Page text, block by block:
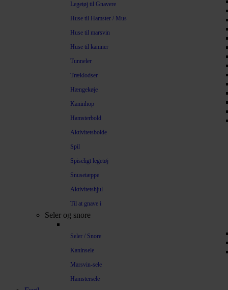
Legetøj til Gnavere
Huse til Hamster / Mus
Huse til marsvin
Huse til kaniner
Tunneler
Træklodser
Hængekøje
Kaninhop
Hamsterbold
Aktivitetsbolde
Spil
Spiseligt legetøj
Snusetæppe
Aktivitetshjul
Til at gnave i
Seler og snore
Seler / Snore
Kaninsele
Marsvin-sele
Hamstersele